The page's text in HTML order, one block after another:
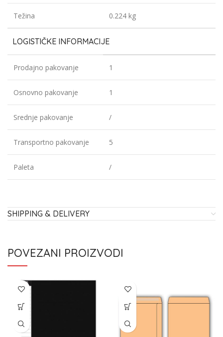
Težina 0.224 kg
LOGISTIČKE INFORMACIJE
Prodajno pakovanje 1
Osnovno pakovanje 1
Srednje pakovanje /
Transportno pakovanje 5
Paleta /
SHIPPING & DELIVERY
POVEZANI PROIZVODI